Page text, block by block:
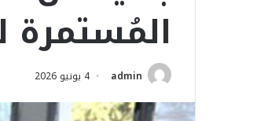
المُستمرة
admin 4 يونيو 2026